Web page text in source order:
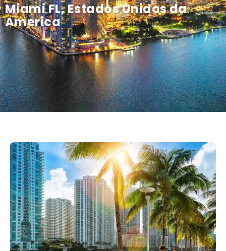
Miami FL, Estados Unidos da
America